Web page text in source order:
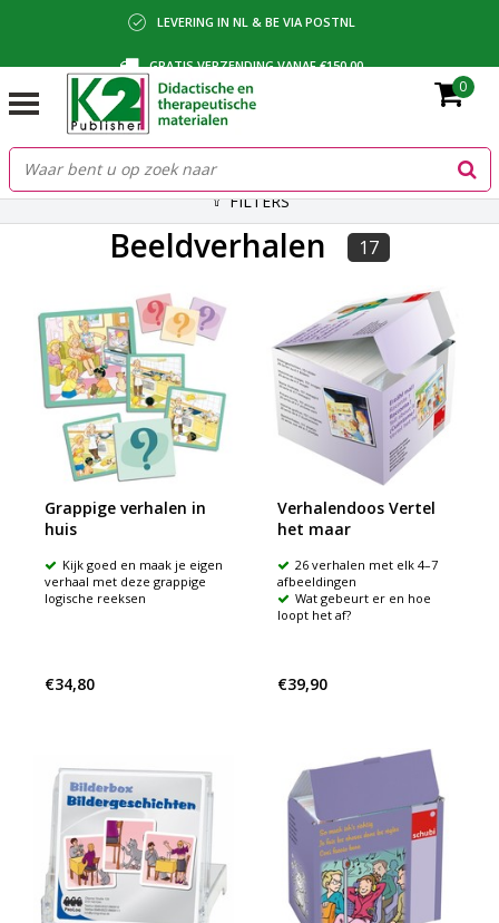
LEVERING IN NL & BE VIA POSTNL
GRATIS VERZENDING VANAF €150,00
BETALING VIA IDEAL, BANCONTACT OF FACTUUR
0
FILTERS
Beeldverhalen 17
Grappige verhalen in
huis
Kijk goed en maak je eigen
verhaal met deze grappige
logische reeksen
€34,80
Verhalendoos Vertel
het maar
26 verhalen met elk 4–7
afbeeldingen
Wat gebeurt er en hoe
loopt het af?
€39,90